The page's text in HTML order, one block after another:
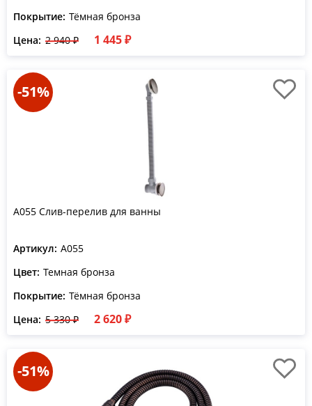
Покрытие: Тёмная бронза
Цена: 2 940 ₽ 1 445 ₽
-51%
A055 Слив-перелив для ванны
Артикул: A055
Цвет: Темная бронза
Покрытие: Тёмная бронза
Цена: 5 330 ₽ 2 620 ₽
-51%